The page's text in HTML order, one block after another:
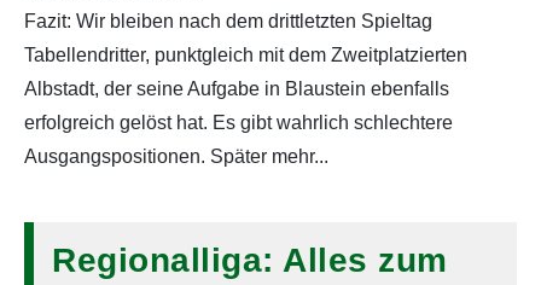
Fazit: Wir bleiben nach dem drittletzten Spieltag
Tabellendritter, punktgleich mit dem Zweitplatzierten
Albstadt, der seine Aufgabe in Blaustein ebenfalls
erfolgreich gelöst hat. Es gibt wahrlich schlechtere
Ausgangspositionen. Später mehr...
Regionalliga: Alles zum